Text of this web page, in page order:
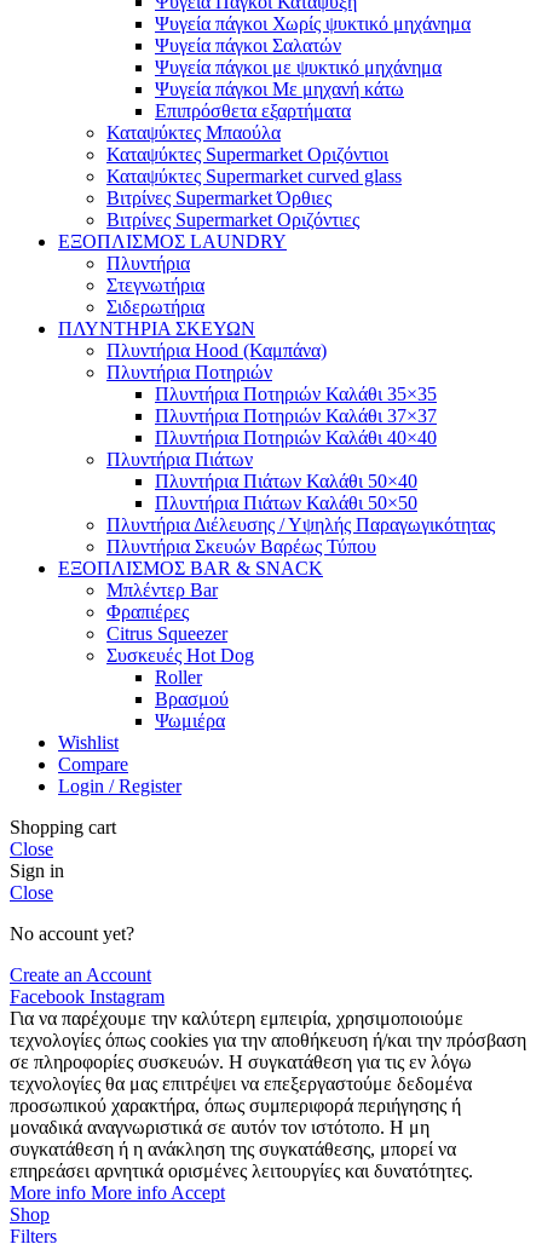
Ψυγεία πάγκοι Χωρίς ψυκτικό μηχάνημα
Ψυγεία πάγκοι Σαλατών
Ψυγεία πάγκοι με ψυκτικό μηχάνημα
Ψυγεία πάγκοι Με μηχανή κάτω
Επιπρόσθετα εξαρτήματα
Καταψύκτες Μπαούλα
Καταψύκτες Supermarket Οριζόντιοι
Καταψύκτες Supermarket curved glass
Βιτρίνες Supermarket Όρθιες
Βιτρίνες Supermarket Οριζόντιες
ΕΞΟΠΛΙΣΜΟΣ LAUNDRY
Πλυντήρια
Στεγνωτήρια
Σιδερωτήρια
ΠΛΥΝΤΗΡΙΑ ΣΚΕΥΩΝ
Πλυντήρια Hood (Καμπάνα)
Πλυντήρια Ποτηριών
Πλυντήρια Ποτηριών Καλάθι 35×35
Πλυντήρια Ποτηριών Καλάθι 37×37
Πλυντήρια Ποτηριών Καλάθι 40×40
Πλυντήρια Πιάτων
Πλυντήρια Πιάτων Καλάθι 50×40
Πλυντήρια Πιάτων Καλάθι 50×50
Πλυντήρια Διέλευσης / Υψηλής Παραγωγικότητας
Πλυντήρια Σκευών Βαρέως Τύπου
ΕΞΟΠΛΙΣΜΟΣ BAR & SNACK
Μπλέντερ Bar
Φραπιέρες
Citrus Squeezer
Συσκευές Hot Dog
Roller
Βρασμού
Ψωμιέρα
Wishlist
Compare
Login / Register
Shopping cart
Close
Sign in
Close
No account yet?
Create an Account
Facebook Instagram
Για να παρέχουμε την καλύτερη εμπειρία, χρησιμοποιούμε
τεχνολογίες όπως cookies για την αποθήκευση ή/και την πρόσβαση
σε πληροφορίες συσκευών. Η συγκατάθεση για τις εν λόγω
τεχνολογίες θα μας επιτρέψει να επεξεργαστούμε δεδομένα
προσωπικού χαρακτήρα, όπως συμπεριφορά περιήγησης ή
μοναδικά αναγνωριστικά σε αυτόν τον ιστότοπο. Η μη
συγκατάθεση ή η ανάκληση της συγκατάθεσης, μπορεί να
επηρεάσει αρνητικά ορισμένες λειτουργίες και δυνατότητες.
More info More info Accept
Shop
Filters